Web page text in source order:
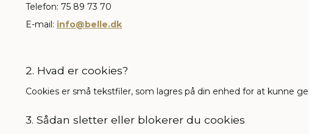
Telefon: 75 89 73 70
E-mail: info@belle.dk
2. Hvad er cookies?
Cookies er små tekstfiler, som lagres på din enhed for at kunne
3. Sådan sletter eller blokerer du cookies